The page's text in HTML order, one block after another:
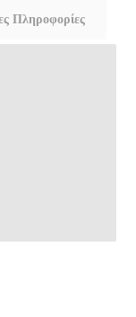
Πληροφορίες